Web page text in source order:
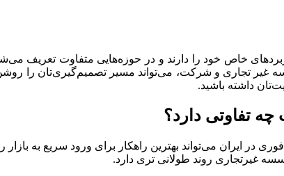
خاص خود را دارند و در حوزه‌هایی متفاوت تعریف
غیر تجاری و شرکت، می‌تواند مسیر تصمیم‌گیری‌تان را
داشته باشید.
تفاوتی دارد؟
فوری در ایران می‌تواند بهترین راهکار برای ورود سریع به
غیرتجاری روند طولانی تری دارد.